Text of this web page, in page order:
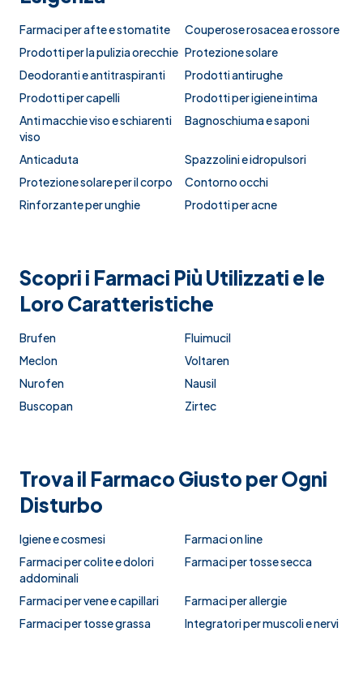
Farmaci per afte e stomatite
Couperose rosacea e rossore
Prodotti per la pulizia orecchie Protezione solare
Deodoranti e antitraspiranti
Prodotti antirughe
Prodotti per capelli
Prodotti per igiene intima
Anti macchie viso e schiarenti
viso
Bagnoschiuma e saponi
Anticaduta
Spazzolini e idropulsori
Protezione solare per il corpo
Contorno occhi
Rinforzante per unghie
Prodotti per acne
Scopri i Farmaci Più Utilizzati e le
Loro Caratteristiche
Brufen
Fluimucil
Meclon
Voltaren
Nurofen
Nausil
Buscopan
Zirtec
Trova il Farmaco Giusto per Ogni
Disturbo
Igiene e cosmesi
Farmaci on line
Farmaci per colite e dolori
addominali
Farmaci per tosse secca
Farmaci per vene e capillari
Farmaci per allergie
Farmaci per tosse grassa
Integratori per muscoli e nervi